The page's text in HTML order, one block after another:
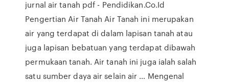
jurnal air tanah pdf - Pendidikan.Co.Id
Pengertian Air Tanah Air Tanah ini merupakan
air yang terdapat di dalam lapisan tanah atau
juga lapisan bebatuan yang terdapat dibawah
permukaan tanah. Air tanah ini juga ialah salah
satu sumber daya air selain air … Mengenal